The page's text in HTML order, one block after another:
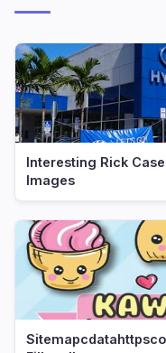
Interesting Rick
Images